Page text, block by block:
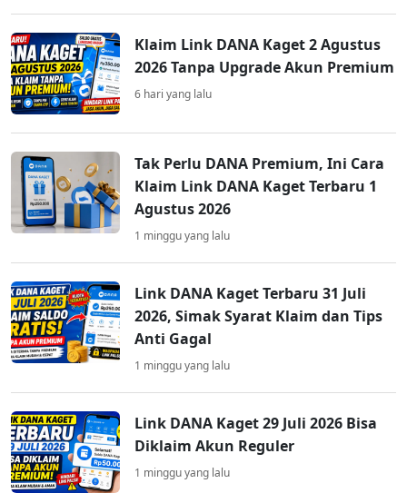
Klaim Link DANA Kaget 2 Agustus
2026 Tanpa Upgrade Akun Premium
6 hari yang lalu
Tak Perlu DANA Premium, Ini Cara
Klaim Link DANA Kaget Terbaru 1
Agustus 2026
1 minggu yang lalu
Link DANA Kaget Terbaru 31 Juli
2026, Simak Syarat Klaim dan Tips
Anti Gagal
1 minggu yang lalu
Link DANA Kaget 29 Juli 2026 Bisa
Diklaim Akun Reguler
1 minggu yang lalu